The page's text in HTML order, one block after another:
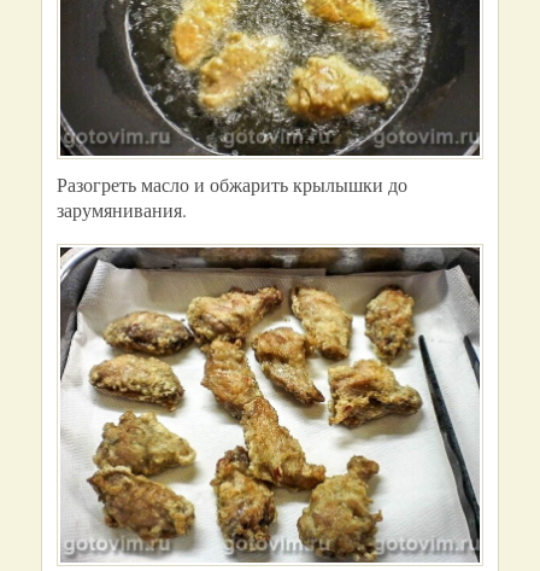
Разогреть масло и обжарить крылышки до
зарумянивания.